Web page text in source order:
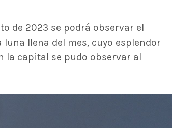
de 2023 se podrá observar el
llena del mes, cuyo esplendor
la capital se pudo observar al